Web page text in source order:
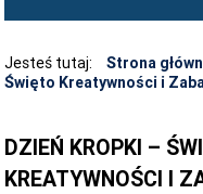
O SZKOLE
REKRUTACJA
BIBLIOTEKA
ŚWIETLICA
Jesteś tutaj: Strona
Święto Kreatywności i
DZIEŃ KROPKI –
KREATYWNOŚCI I